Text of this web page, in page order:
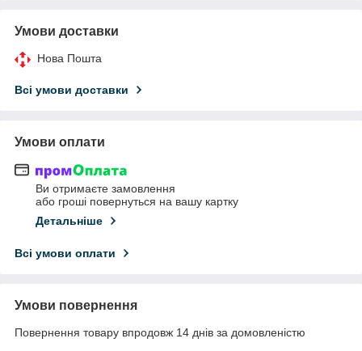
Умови доставки
Нова Пошта
Всі умови доставки
Умови оплати
Ви отримаєте замовлення
або гроші повернуться на вашу картку
Детальніше
Всі умови оплати
Умови повернення
Повернення товару впродовж 14 днів за домовленістю